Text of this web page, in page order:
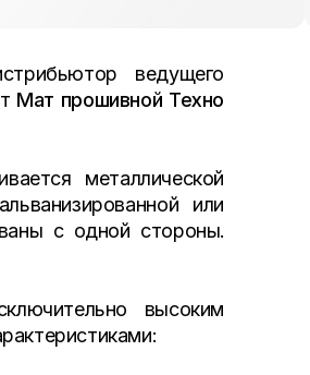
ведущего
Мат прошивной Техно
металлической
или
с одной стороны.
высоким